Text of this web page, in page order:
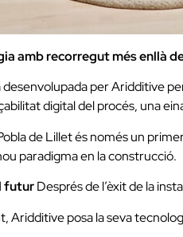
amb recorregut més enllà
per Aridditive
digital del procés, una
de Lillet és només un
paradigma en la construcció.
futurDesprés de l’èxit de la
Aridditive posa la seva